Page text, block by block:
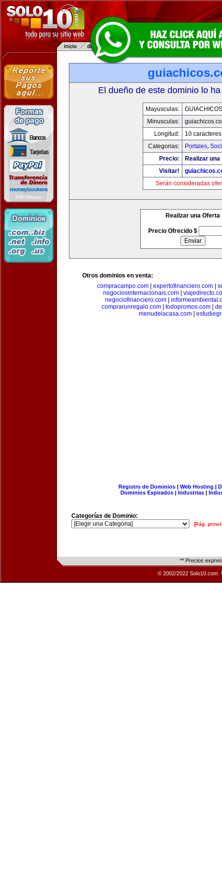
El dueño de este dominio lo
Mayusculas:
Minusculas:
Longitud:
10 caracteres
Categorias:
Portales,
Precio:
Realizar
Visitar!
Serán consideradas
Realizar una Oferta
Precio Ofrecido $
Otros dominios en venta:
compracampo.com| expertofinanciero.com|
negociosinternacionais.com
negociofinanciero.com
comprarunregalo.com| todopromos.com|
menudelacasa.com
Registro de Dominios| Web Hosting |
Dominios Expirados | Industrias |
Categorías de Dominio:
[Pág.
** Precios
© 2002/2022 Solo10.com